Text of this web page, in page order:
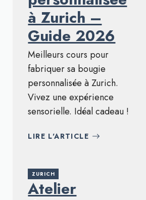
à Zurich –
Guide 2026
Meilleurs cours pour
fabriquer sa bougie
personnalisée à Zurich.
Vivez une expérience
sensorielle. Idéal cadeau !
LIRE L'ARTICLE
ZURICH
Atelier